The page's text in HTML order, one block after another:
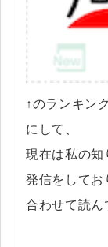
↑のランキン
にして、
現在は私の知
発信をしてお
合わせて読ん